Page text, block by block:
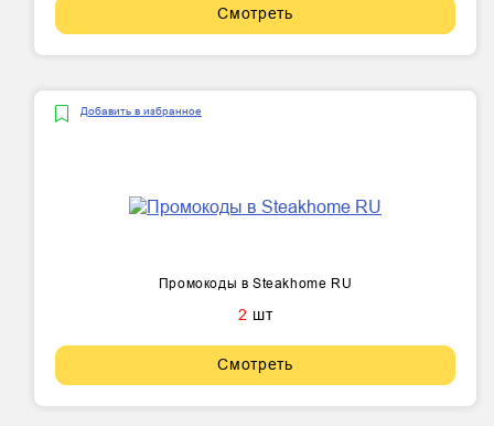
Смотреть
Добавить в избранное
Промокоды в Steakhome RU
2 шт
Смотреть